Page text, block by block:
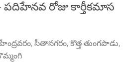
పదిహేనవ రోజు కార్తీకమాస
సీతానగరం, కొత్త తుంగపాడు,